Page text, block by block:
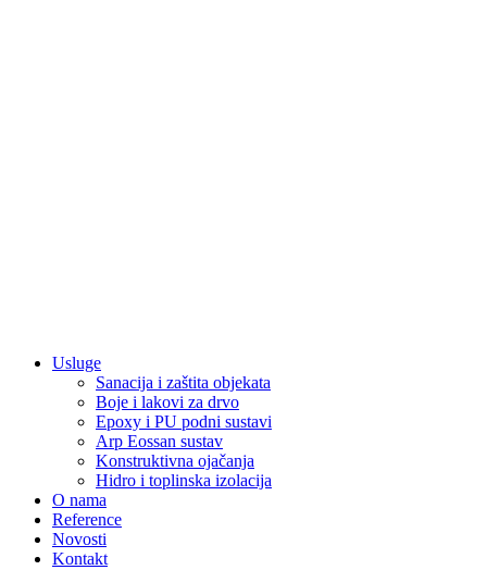
Usluge
Sanacija i zaštita objekata
Boje i lakovi za drvo
Epoxy i PU podni sustavi
Arp Eossan sustav
Konstruktivna ojačanja
Hidro i toplinska izolacija
O nama
Reference
Novosti
Kontakt